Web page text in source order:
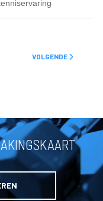
VOLGENDE ARTIKEL:
VOLGENDE